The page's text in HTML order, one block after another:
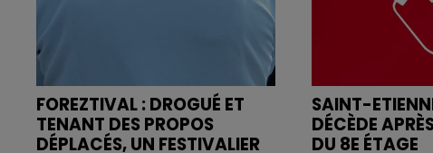
FOREZTIVAL : DROGUÉ ET
TENANT DES PROPOS
DÉPLACÉS, UN FESTIVALIER
SAINT-
DÉCÈDE
DU 8E ÉTAGE